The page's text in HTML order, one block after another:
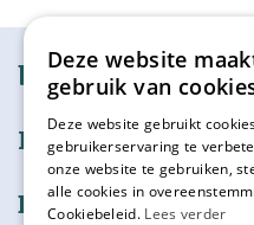
bijSTOX
Klantenservice
Bestel en betaal
Deze website
gebruik van
Deze website gebruikt
gebruikerservaring te
onze website te gebruiken,
alle cookies in
Cookiebeleid. Lees verder